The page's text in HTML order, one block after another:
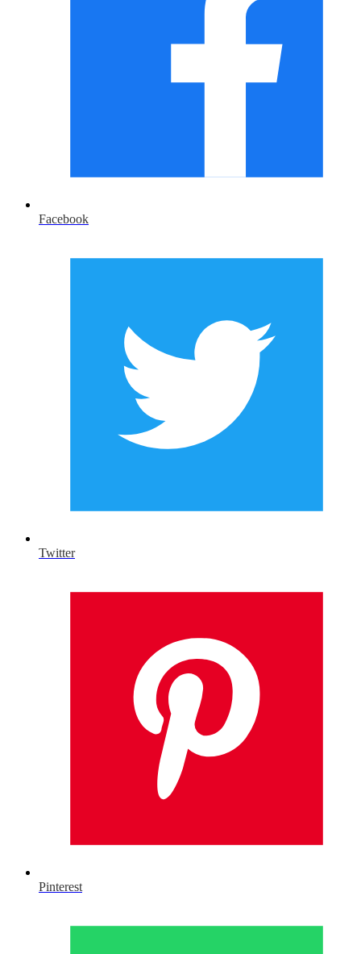
Facebook
Twitter
Pinterest